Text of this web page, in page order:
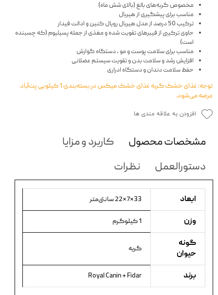
مخصوص گربه‌های بالغ (بالای شش ماه)
مناسب برای پیشگیری از هیربال
ترکیب 50 درصد از مدل هیربال رویال کنین و ادالت فیدار
حاوی ترکیبی از فیبرهای تقویت شده و مغذی از جمله پسیلیوم (که چسبنده
است)
مناسب برای سلامت پوست و مو ، دستگاه گوارش
افزایش رشد و سلامت بدن و تقویت سیستم عضلانی
حفظ سلامت دندان و دستگاه ادراری
توجه: غذای خشک گربه غذای خشک میکس در بسته‌بندی‌ 1 کیلویی پت‌آباد
عرضه می‌شود.
افزودن به علاقه مندی ها
مشخصات محصول
کاربرد و مزایا
دستورالعمل
نظرات
ابعاد 33×7×22 سانتی‌متر
وزن 1 کیلوگرم
گونه
حیوان
گربه
برند Royal Canin + Fidar